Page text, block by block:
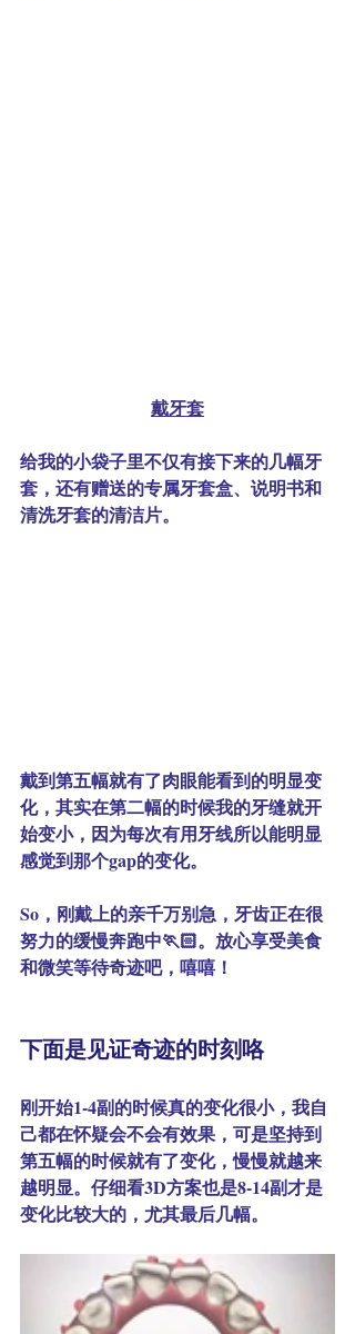
戴牙套
给我的小袋子里不仅有接下来的几幅牙
套，还有赠送的专属牙套盒、说明书和
清洗牙套的清洁片。
戴到第五幅就有了肉眼能看到的明显变
化，其实在第二幅的时候我的牙缝就开
始变小，因为每次有用牙线所以能明显
感觉到那个gap的变化。
So，刚戴上的亲千万别急，牙齿正在很
努力的缓慢奔跑中🏃🏻。放心享受美食
和微笑等待奇迹吧，嘻嘻！
下面是见证奇迹的时刻咯
刚开始1-4副的时候真的变化很小，我自
己都在怀疑会不会有效果，可是坚持到
第五幅的时候就有了变化，慢慢就越来
越明显。仔细看3D方案也是8-14副才是
变化比较大的，尤其最后几幅。